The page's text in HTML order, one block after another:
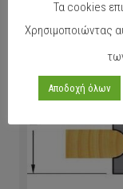
Τα cookies
Χρησιμοποιώντας
Αποδοχή όλων